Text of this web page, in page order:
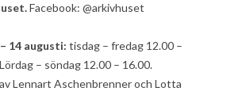
Facebook: @arkivhuset
14 augusti: tisdag – fredag 12.00 –
– söndag 12.00 – 16.00.
Lennart Aschenbrenner och Lotta